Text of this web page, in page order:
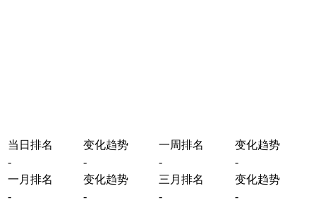
当日排名 变化趋势 一周排名
变化趋势
-
- -
-
一月排名
变化趋势 三月排名
变化趋势
-
- - -